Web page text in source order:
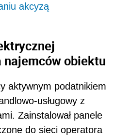
akcyzą
obiektu
aktywnym podatnikiem
usługowy z
Zainstalował panele
do sieci operatora